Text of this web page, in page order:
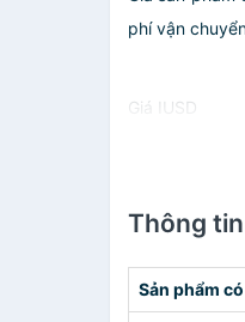
phí vận
Giá IUSD
Thông
Sản phẩm